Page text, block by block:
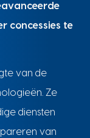
concessies te
van de
Ze
diensten
van